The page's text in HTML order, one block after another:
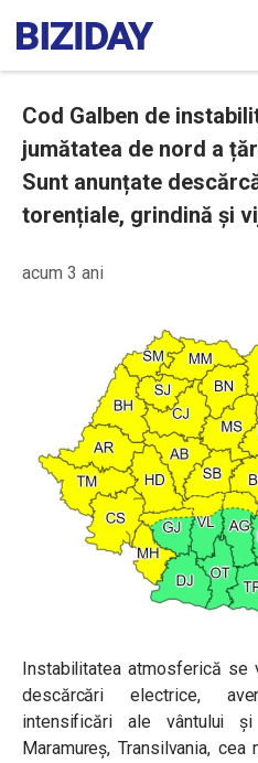
Cod Galben de
jumătatea de nord a
Sunt anunțate
torențiale, grindină și
acum 3 ani
Instabilitatea atmosferică
descărcări electrice,
intensificări ale vântului
Maramureș, Transilvania,